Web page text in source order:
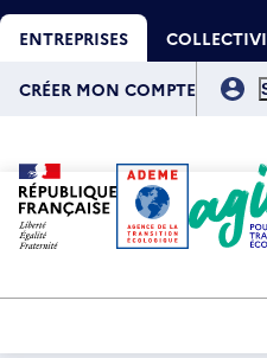
Aller
au
contenu
ENTREPRISES
compte
CRÉER MON COMPTE